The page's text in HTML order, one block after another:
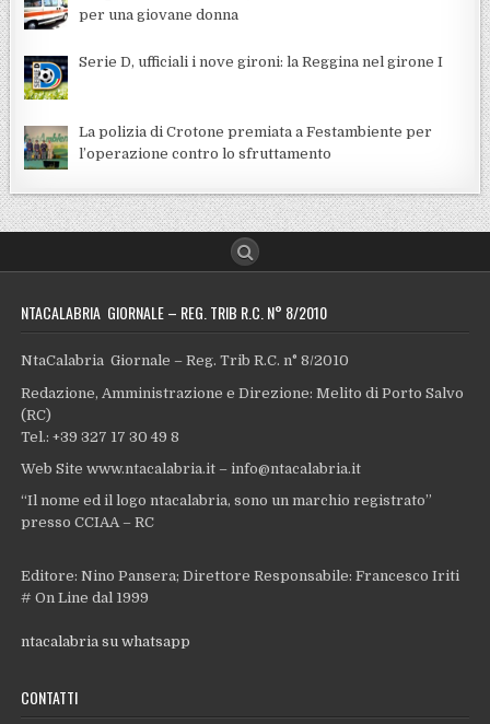
per una giovane donna
Serie D, ufficiali i nove gironi: la Reggina nel girone I
La polizia di Crotone premiata a Festambiente per
l’operazione contro lo sfruttamento
NTACALABRIA GIORNALE – REG. TRIB R.C. N° 8/2010
NtaCalabria Giornale – Reg. Trib R.C. n° 8/2010
Redazione, Amministrazione e Direzione: Melito di Porto Salvo
(RC)
Tel.: +39 327 17 30 49 8
Web Site www.ntacalabria.it – info@ntacalabria.it
“Il nome ed il logo ntacalabria, sono un marchio registrato”
presso CCIAA – RC
Editore: Nino Pansera; Direttore Responsabile: Francesco Iriti
# On Line dal 1999
ntacalabria su whatsapp
CONTATTI